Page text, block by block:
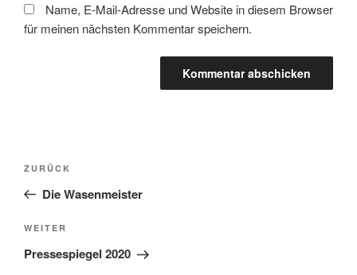
Name, E-Mail-Adresse und Website in diesem Browser
für meinen nächsten Kommentar speichern.
Beitragsnavigation
Vorheriger
Beitrag
ZURÜCK
Die Wasenmeister
Nächster
Beitrag
WEITER
Pressespiegel 2020